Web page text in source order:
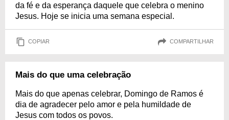
da fé e da esperança daquele que celebra o menino
Jesus. Hoje se inicia uma semana especial.
COPIAR COMPARTILHAR
Mais do que uma celebração
Mais do que apenas celebrar, Domingo de Ramos é
dia de agradecer pelo amor e pela humildade de
Jesus com todos os povos.